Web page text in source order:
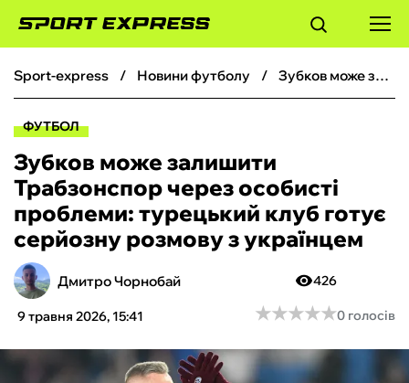
ФУТБОЛ
БОКС
ХОКЕЙ
ТЕНІС
КІБЕРСПОРТ
sport-express новини футболу Зубков може залишити Трабзонспор через особисті проблеми: турецький клуб готує серйозну розмову з українцем
ФУТБОЛ
Зубков може залишити
Трабзонспор через особисті
проблеми: турецький клуб готує
серйозну розмову з українцем
Дмитро Чорнобай
9 травня 2026, 15:41
426
★★★★★
★★★★★0 голосів